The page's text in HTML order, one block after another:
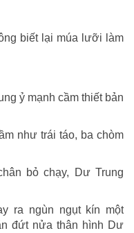
biết lại múa lưỡi làm
ỷ mạnh cầm thiết bản
như trái táo, ba chòm
bỏ chạy, Dư Trung
ra ngùn ngụt kín một
đứt nửa thân hình Dư